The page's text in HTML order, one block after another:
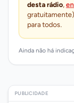
desta rádio,
para todos.
Ainda não há
PUBLICIDADE